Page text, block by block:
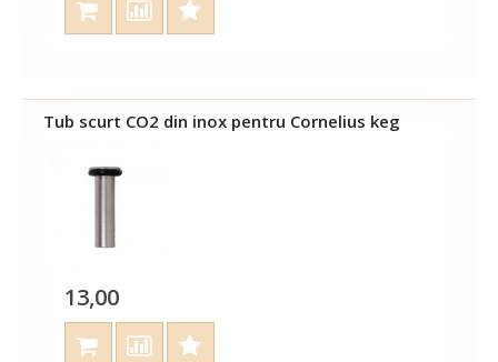
Tub scurt CO2 din inox pentru Cornelius keg
13,00